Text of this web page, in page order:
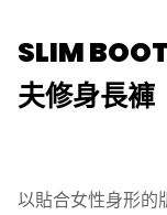
SLIM
夫修身長褲
以貼合女性身形的